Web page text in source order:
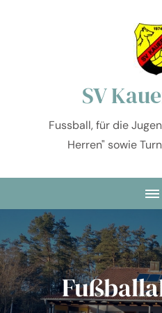
SV
Fussball, für die
Herren" sowie